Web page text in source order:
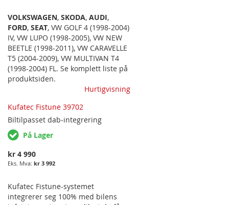
VOLKSWAGEN, SKODA, AUDI,
FORD, SEAT, VW GOLF 4 (1998-2004)
IV, VW LUPO (1998-2005), VW NEW
BEETLE (1998-2011), VW CARAVELLE
T5 (2004-2009), VW MULTIVAN T4
(1998-2004) FL. Se komplett liste på
produktsiden.
Hurtigvisning
Kufatec Fistune 39702
Biltilpasset dab-integrering
På Lager
kr 4 990
kr 3 992
Kufatec Fistune-systemet
integrerer seg 100% med bilens